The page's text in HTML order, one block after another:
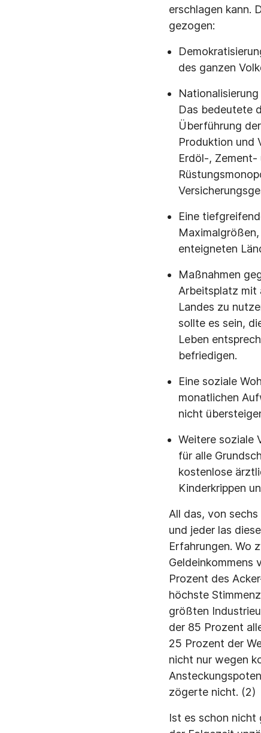
erschlagen kann.
gezogen:
des ganzen
Das bedeutete
Überführung
Produktion und
Erdöl-, Zement-
Eine
enteigneten
Maßnahmen
Arbeitsplatz mit
Landes zu
sollte es sein,
Leben
befriedigen.
Eine soziale
monatlichen
nicht
Weitere soziale
für alle
kostenlose
Kinderkrippen
All das, von
und jeder las
Erfahrungen. Wo
Geldeinkommens
Prozent des
höchste
größten
der 85 Prozent
25 Prozent der
nicht nur wegen
zögerte nicht. (2)
Ist es schon nicht